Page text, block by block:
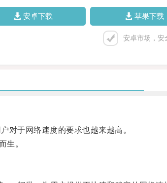
安卓下载 苹果下载
安卓市场，安
于网络速度的要求也越来越高。
生。